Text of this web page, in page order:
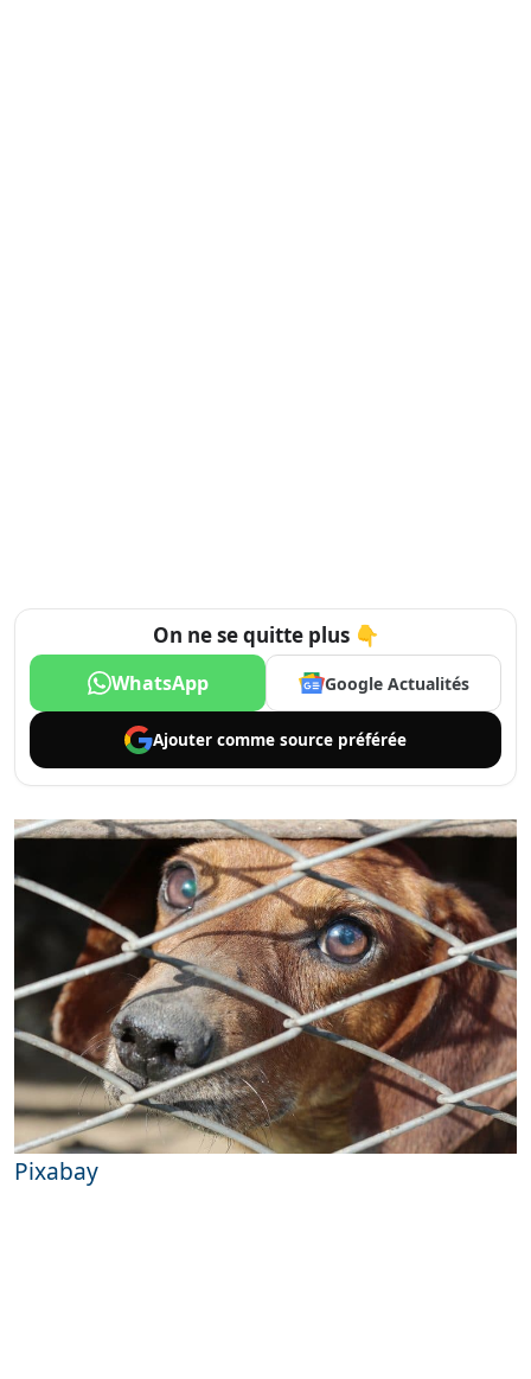
On ne se quitte plus 👇
WhatsApp Google Actualités
Ajouter comme source préférée
Pixabay